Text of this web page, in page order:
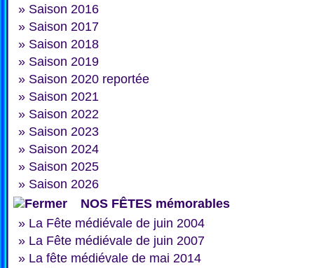
» Saison 2016
» Saison 2017
» Saison 2018
» Saison 2019
» Saison 2020 reportée
» Saison 2021
» Saison 2022
» Saison 2023
» Saison 2024
» Saison 2025
» Saison 2026
NOS FÊTES mémorables
» La Fête médiévale de juin 2004
» La Fête médiévale de juin 2007
» La fête médiévale de mai 2014